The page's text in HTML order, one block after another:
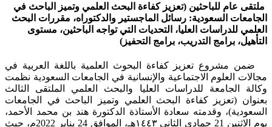
ملتقى عام للباحثين (تعزيز كفاءة البحث العلمي وتميز الباحث في
الجامعات السعودية: رسائل الماجستير والدكتوراه، مقررات البحث
العلمي للدراسات العليا، التحديات التي تواجه الباحثين، مستوى
التأهيل، برامج التدريب، برامج التحفيز)
ضمن مشروع تعزيز كفاءة البحوث العلمية باللغة العربية في
مجالات العلوم الاجتماعية والإنسانية في الجامعات السعودية نظمت
وكالة الجامعة للدراسات العليا والبحث العلمي الملتقى الثالث
بعنوان (تعزيز كفاءة البحث العلمي وتميز الباحث في الجامعات
السعودية)، وقدمته سعادة الأستاذة الدكتورة هند بن محمد الأحمد،
يوم الاثنين 21 جمادى الثاني ١٤٤٣هـ، الموافق 24 يناير 2022م، حيث